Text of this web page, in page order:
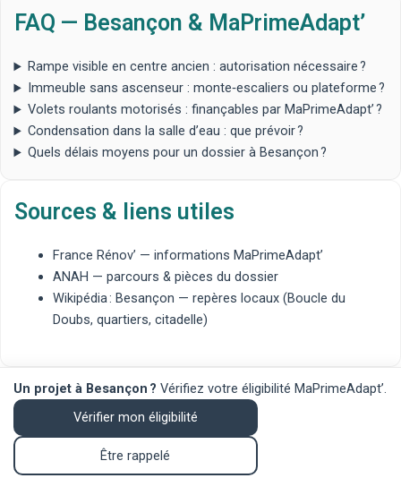
FAQ — Besançon & MaPrimeAdapt’
Rampe visible en centre ancien : autorisation nécessaire ?
Immeuble sans ascenseur : monte‑escaliers ou plateforme ?
Volets roulants motorisés : finançables par MaPrimeAdapt’ ?
Condensation dans la salle d’eau : que prévoir ?
Quels délais moyens pour un dossier à Besançon ?
Sources & liens utiles
France Rénov’ — informations MaPrimeAdapt’
ANAH — parcours & pièces du dossier
Wikipédia : Besançon — repères locaux (Boucle du
Doubs, quartiers, citadelle)
Un projet à Besançon ? Vérifiez votre éligibilité MaPrimeAdapt’.
Vérifier mon éligibilité
Être rappelé